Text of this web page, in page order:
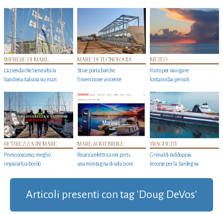
IMPRESE DI MARE
L'azienda che tiene alta la
bandiera italiana sui mari
MARE DI TECNOLOGIA
Stive porta barche
l'invenzione vincente
METEO
Il sito per navigare
lontano dai pericoli
SICUREZZA IN MARE
Primo soccorso, meglio
impararlo a bordo
MARE SOSTENIBILE
Ricarica elettrica nei porti,
una montagna di soluzioni
TRAGHETTI
Grimaldi raddoppia
le corse per la Sardegna
Articoli presenti con tag 'Doug DeVos'